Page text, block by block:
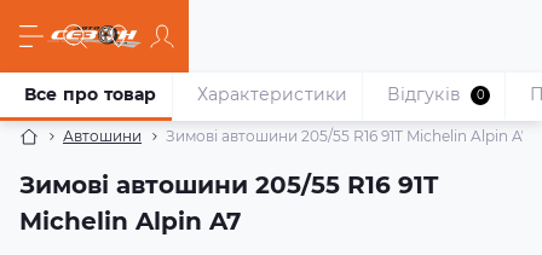
Автошини Зимові автошини 205/55 R16 91T Michelin Alpin A7
Зимові автошини 205/55 R16 91T
Michelin Alpin A7
Все про товар Характеристики Відгуків 0